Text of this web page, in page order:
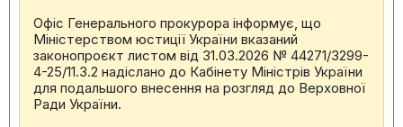
Офіс Генерального прокурора інформує, що
Міністерством юстиції України вказаний
законопроєкт листом від 31.03.2026 № 44271/3299-
4-25/11.3.2 надіслано до Кабінету Міністрів України
для подальшого внесення на розгляд до Верховної
Ради України.